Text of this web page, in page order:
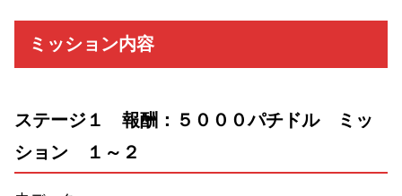
ミッション内容
ステージ１ 報酬：５０００パチドル ミッ
ション １～２